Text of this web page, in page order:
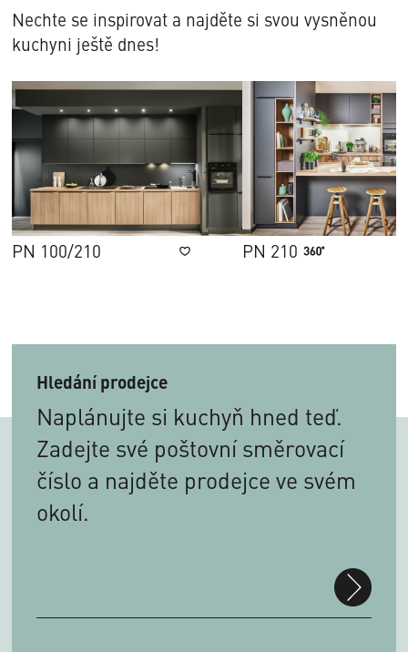
Nechte se inspirovat a najděte si svou vysněnou
kuchyni ještě dnes!
PN 100/210 PN 210
Hledání prodejce
Naplánujte si kuchyň hned teď.
Zadejte své poštovní směrovací
číslo a najděte prodejce ve svém
okolí.
suchen